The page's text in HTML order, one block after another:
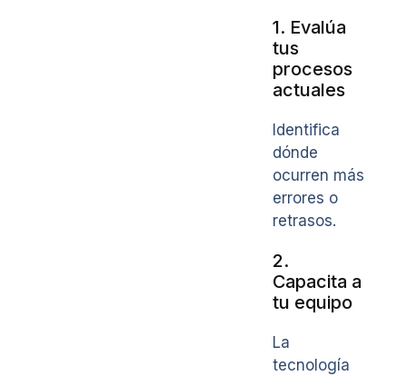
1. Evalúa
tus
procesos
actuales
Identifica
dónde
ocurren más
errores o
retrasos.
2.
Capacita a
tu equipo
La
tecnología